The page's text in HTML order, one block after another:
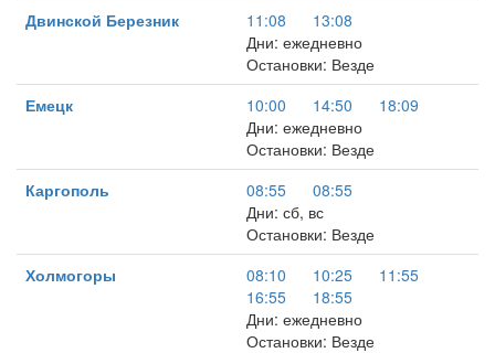
Двинской Березник
11:08
13:08
Дни: ежедневно
Остановки: Везде
Емецк
10:00 14:50
18:09
Дни: ежедневно
Остановки: Везде
Каргополь
08:55
08:55
Дни: сб, вс
Остановки: Везде
Холмогоры
08:10 10:25
11:55
16:55
18:55
Дни: ежедневно
Остановки: Везде